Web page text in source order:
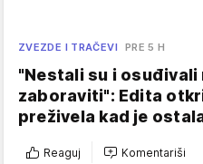
ZVEZDE I TRAČEVI PRE 5 H
"Nestali su i osuđivali
zaboraviti": Edita
preživela kad je
Reaguj Komentariši